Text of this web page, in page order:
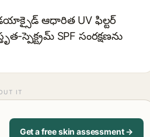
ఆధారిత UV ఫిల్టర్
SPF సంరక్షణను
IT
Get a free skin assessment →